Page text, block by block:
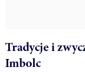
Tradycje i
Imbolc